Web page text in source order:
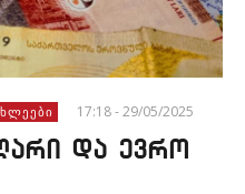
17:18 - 29/05/2025
და ევრო